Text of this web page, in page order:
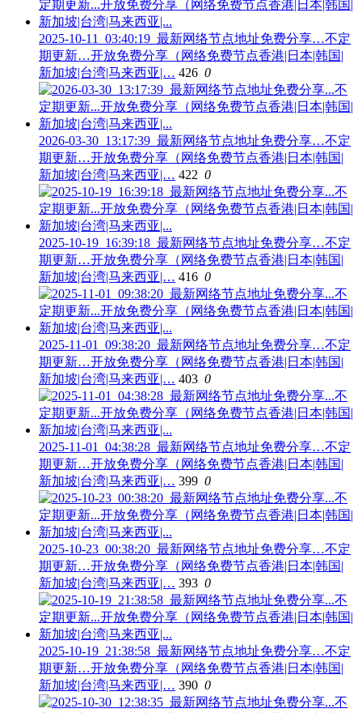
2025-10-11_03:40:19_最新网络节点地址免费分享…不定
期更新…开放免费分享（网络免费节点香港|日本|韩国|
新加坡|台湾|马来西亚|… 426 0
2026-03-30_13:17:39_最新网络节点地址免费分享…不定
期更新…开放免费分享（网络免费节点香港|日本|韩国|
新加坡|台湾|马来西亚|… 422 0
2025-10-19_16:39:18_最新网络节点地址免费分享…不定
期更新…开放免费分享（网络免费节点香港|日本|韩国|
新加坡|台湾|马来西亚|… 416 0
2025-11-01_09:38:20_最新网络节点地址免费分享…不定
期更新…开放免费分享（网络免费节点香港|日本|韩国|
新加坡|台湾|马来西亚|… 403 0
2025-11-01_04:38:28_最新网络节点地址免费分享…不定
期更新…开放免费分享（网络免费节点香港|日本|韩国|
新加坡|台湾|马来西亚|… 399 0
2025-10-23_00:38:20_最新网络节点地址免费分享…不定
期更新…开放免费分享（网络免费节点香港|日本|韩国|
新加坡|台湾|马来西亚|… 393 0
2025-10-19_21:38:58_最新网络节点地址免费分享…不定
期更新…开放免费分享（网络免费节点香港|日本|韩国|
新加坡|台湾|马来西亚|… 390 0